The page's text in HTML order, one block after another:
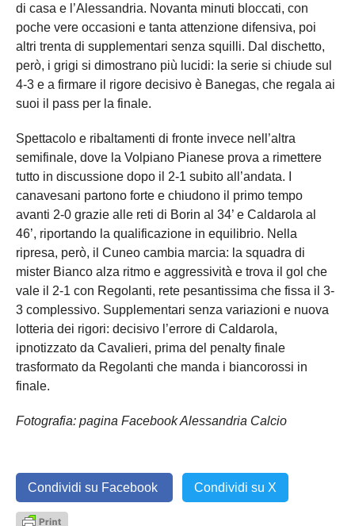
di casa e l’Alessandria. Novanta minuti bloccati, con
poche vere occasioni e tanta attenzione difensiva, poi
altri trenta di supplementari senza squilli. Dal dischetto,
però, i grigi si dimostrano più lucidi: la serie si chiude sul
4-3 e a firmare il rigore decisivo è Banegas, che regala ai
suoi il pass per la finale.
Spettacolo e ribaltamenti di fronte invece nell’altra
semifinale, dove la Volpiano Pianese prova a rimettere
tutto in discussione dopo il 2-1 subito all’andata. I
canavesani partono forte e chiudono il primo tempo
avanti 2-0 grazie alle reti di Borin al 34’ e Caldarola al
46’, riportando la qualificazione in equilibrio. Nella
ripresa, però, il Cuneo cambia marcia: la squadra di
mister Bianco alza ritmo e aggressività e trova il gol che
vale il 2-1 con Regolanti, rete pesantissima che fissa il 3-
3 complessivo. Supplementari senza variazioni e nuova
lotteria dei rigori: decisivo l’errore di Caldarola,
ipnotizzato da Cavalieri, prima del penalty finale
trasformato da Regolanti che manda i biancorossi in
finale.
Fotografia: pagina Facebook Alessandria Calcio
Condividi su Facebook Condividi su X